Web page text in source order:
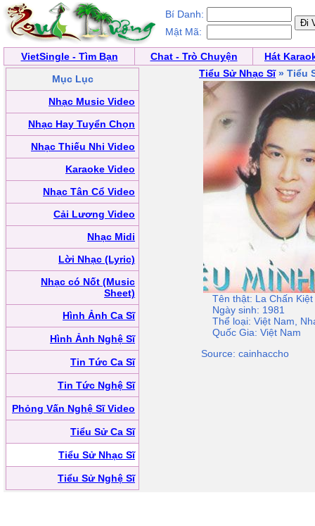
Bí Danh:
Mật Mã:
VietSingle - Tìm Bạn Chat - Trò Chuyện
Hát
Mục Lục
Nhạc Music Video
Nhạc Hay Tuyển Chọn
Nhạc Thiếu Nhi Video
Karaoke Video
Nhạc Tân Cổ Video
Cải Lương Video
Nhạc Midi
Lời Nhạc (Lyric)
Nhạc có Nốt (Music
Sheet)
Hình Ảnh Ca Sĩ
Hình Ảnh Nghệ Sĩ
Tin Tức Ca Sĩ
Tin Tức Nghệ Sĩ
Phỏng Vấn Nghệ Sĩ Video
Tiểu Sử Ca Sĩ
Tiểu Sử Nhạc Sĩ
Tiểu Sử Nghệ Sĩ
Tiểu Sử Nhạc Sĩ» Tiểu
Tên thật: La Chấn Kiệt
Ngày sinh: 1981
Thể loại: Việt Nam,
Quốc Gia: Việt Nam
Source: cainhaccho